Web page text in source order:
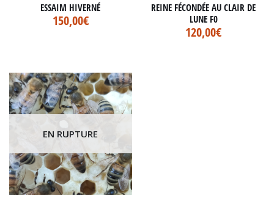
ESSAIM HIVERNÉ
150,00€
REINE FÉCONDÉE AU CLAIR DE
LUNE F0
120,00€
EN RUPTURE